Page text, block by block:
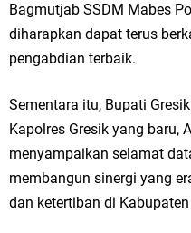
Hari Jadi Pertama PHIGMA:
Jakarta
Pemdes Cibanteng Salurkan
dan Ibu Hamil Narasi
Zakat Produktif Dorong
Bagmutjab SSDM Mabes
diharapkan dapat terus
pengabdian terbaik.
Sementara itu, Bupati
Kapolres Gresik yang baru,
menyampaikan selamat
membangun sinergi yang
dan ketertiban di Kabupaten